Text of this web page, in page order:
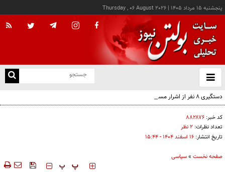
پنجشنبه ۱۵ مرداد ۱۴۰۵ |
Thursday , 06 August 2026
باز
و
دستگیری ۸ نفر از اشرار مسلح شاخص و مرتبطین گروهک‌های تروریستی
کد خبر: ۸۸۲۸۷۶
تعداد نظرات: ۲ نظر
تاریخ انتشار: ۱۶ اسفند ۱۴۰۴ - ۱۵:۴۴
صفحه نخست »سیاسی
‍‍‍ پ پ